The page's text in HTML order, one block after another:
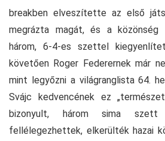
breakben elveszítette az első
megrázta magát, és a közönség
három, 6-4-es szettel
követően Roger Federernek már
mint legyőzni a világranglista 64.
Svájc kedvencének ez
bizonyult, három sima
fellélegezhettek, elkerülték hazai